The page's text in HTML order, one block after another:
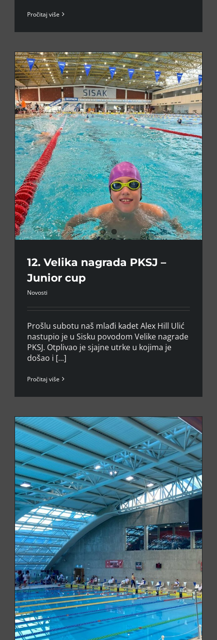
Pročitaj više
12. Velika nagrada PKSJ –
Junior cup
Novosti
Prošlu subotu naš mlađi kadet Alex Hill Ulić
nastupio je u Sisku povodom Velike nagrade
PKSJ. Otplivao je sjajne utrke u kojima je
došao i [...]
Pročitaj više